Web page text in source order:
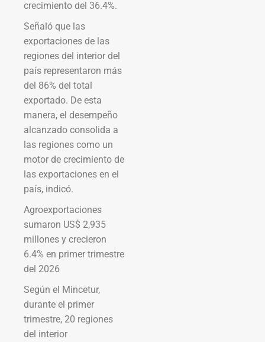
crecimiento del 36.4%.
Señaló que las
exportaciones de las
regiones del interior del
país representaron más
del 86% del total
exportado. De esta
manera, el desempeño
alcanzado consolida a
las regiones como un
motor de crecimiento de
las exportaciones en el
país, indicó.
Agroexportaciones
sumaron US$ 2,935
millones y crecieron
6.4% en primer trimestre
del 2026
Según el Mincetur,
durante el primer
trimestre, 20 regiones
del interior